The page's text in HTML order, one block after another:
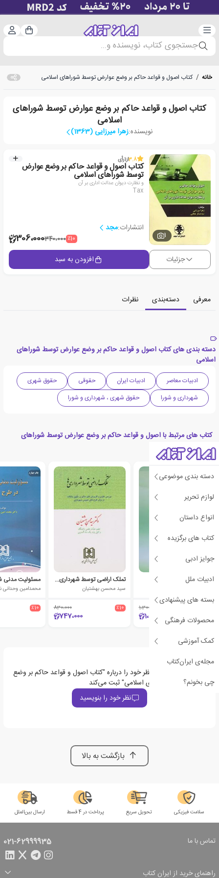
دسته‌بندی سبد
جستجوی کتاب، نویسنده و...
دسته بندی موضوعی
لوازم تحریر
انواع داستان
کتاب های برگزیده
جوایز ادبی
ادبیات ملل
بسته های پیشنهادی
محصولات فرهنگی
کمک آموزشی
مجله‌ی ایران‌کتاب
چی بخونم؟
خانه / کتاب اصول و قواعد حاکم بر وضع عوارض توسط شوراهای اسلامی
کتاب اصول و قواعد حاکم بر وضع عوارض توسط شوراهای
اسلامی
نویسنده:زهرا میرزایی (1363)
1
3.8از1رأی
کتاب اصول و قواعد حاکم بر وضع عوارض
توسط شوراهای اسلامی
و نظارت دیوان عدالت اداری بر آن
Tax
انتشارات:مجد
٪10340،000306،000
جزئیات افزودن به سبد
معرفی دسته‌بندی نظرات
دسته بندی های کتاب اصول و قواعد حاکم بر وضع عوارض توسط شوراهای
اسلامی
ادبیات معاصر ادبیات ایران حقوقی
حقوق شهری
شهرداری و شورا
حقوق شهری ، شهرداری و شورا
کتاب های مرتبط با اصول و قواعد حاکم بر وضع عوارض توسط شوراهای
اسلامی
محشای قانون شهرداری
1،300،000
1،170،000
تملک اراضی توسط شهرداری ها
سید محسن بهشتیان
٪10 830،000
747،000
محمدامین وحدانی
٪10
اولین نفری باشید که نظر خود را درباره "کتاب اصول و قواعد حاکم بر وضع
عوارض توسط شوراهای اسلامی" ثبت می‌کند
نظر خود را بنویسید
بازگشت به بالا
سلامت فیزیکی تحویل سریع پرداخت در 4 قسط ارسال بین‌الملل
تماس با ما 021-62999935
راهنمای خرید از ایران کتاب